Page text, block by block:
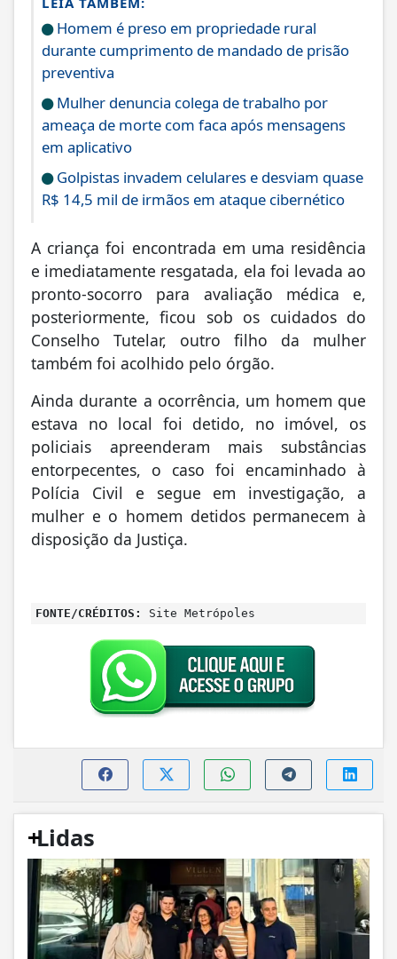
Homem é preso em propriedade rural
durante cumprimento de mandado de prisão
preventiva
Mulher denuncia colega de trabalho por
ameaça de morte com faca após mensagens
em aplicativo
Golpistas invadem celulares e desviam quase
R$ 14,5 mil de irmãos em ataque cibernético
A criança foi encontrada em uma residência
e imediatamente resgatada, ela foi levada ao
pronto-socorro para avaliação médica e,
posteriormente, ficou sob os cuidados do
Conselho Tutelar, outro filho da mulher
também foi acolhido pelo órgão.
Ainda durante a ocorrência, um homem que
estava no local foi detido, no imóvel, os
policiais apreenderam mais substâncias
entorpecentes, o caso foi encaminhado à
Polícia Civil e segue em investigação, a
mulher e o homem detidos permanecem à
disposição da Justiça.
FONTE/CRÉDITOS: Site Metrópoles
+
Lidas